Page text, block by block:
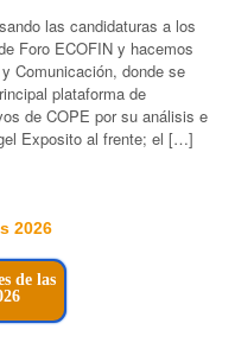
las candidaturas a los
Foro ECOFIN y hacemos
Comunicación, donde se
plataforma de
de COPE por su análisis e
Exposito al frente; el […]
2026
de las